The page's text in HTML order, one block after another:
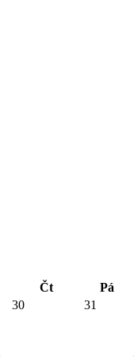
Čt
Pá
30 31